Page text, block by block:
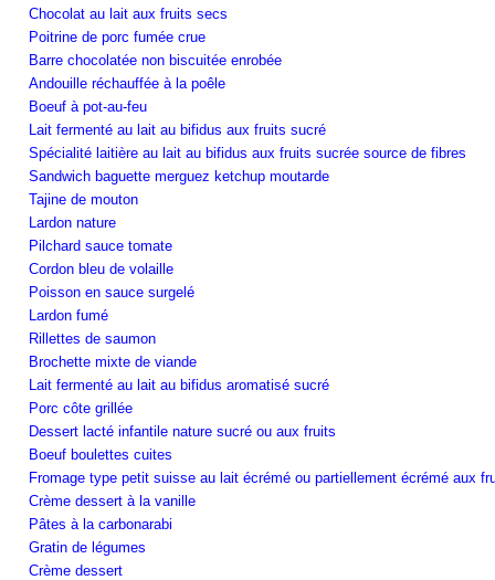
Chocolat au lait aux fruits secs
Poitrine de porc fumée crue
Barre chocolatée non biscuitée enrobée
Andouille réchauffée à la poêle
Boeuf à pot-au-feu
Lait fermenté au lait au bifidus aux fruits sucré
Spécialité laitière au lait au bifidus aux fruits sucrée source de fibres
Sandwich baguette merguez ketchup moutarde
Tajine de mouton
Lardon nature
Pilchard sauce tomate
Cordon bleu de volaille
Poisson en sauce surgelé
Lardon fumé
Rillettes de saumon
Brochette mixte de viande
Lait fermenté au lait au bifidus aromatisé sucré
Porc côte grillée
Dessert lacté infantile nature sucré ou aux fruits
Boeuf boulettes cuites
Fromage type petit suisse au lait écrémé ou partiellement écrémé aux
Crème dessert à la vanille
Pâtes à la carbonarabi
Gratin de légumes
Crème dessert